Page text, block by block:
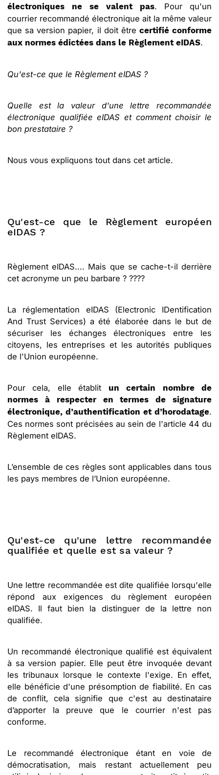
électroniques ne se valent pas. Pour qu'un
courrier recommandé électronique ait la même valeur
que sa version papier, il doit être certifié conforme
aux normes édictées dans le Règlement eIDAS.
Qu'est-ce que le Règlement eIDAS ?
Quelle est la valeur d'une lettre recommandée
électronique qualifiée eIDAS et comment choisir le
bon prestataire ?
Nous vous expliquons tout dans cet article.
Qu'est-ce que le Règlement européen
eIDAS ?
Règlement eIDAS.... Mais que se cache-t-il derrière
cet acronyme un peu barbare ? ????
La réglementation eIDAS (Electronic IDentification
And Trust Services) a été élaborée dans le but de
sécuriser les échanges électroniques entre les
citoyens, les entreprises et les autorités publiques
de l'Union européenne.
Pour cela, elle établit un certain nombre de
normes à respecter en termes de signature
électronique, d’authentification et d’horodatage.
Ces normes sont précisées au sein de l'article 44 du
Règlement eIDAS.
L’ensemble de ces règles sont applicables dans tous
les pays membres de l’Union européenne.
Qu'est-ce qu'une lettre recommandée
qualifiée et quelle est sa valeur ?
Une lettre recommandée est dite qualifiée lorsqu'elle
répond aux exigences du règlement européen
eIDAS. Il faut bien la distinguer de la lettre non
qualifiée.
Un recommandé électronique qualifié est équivalent
à sa version papier. Elle peut être invoquée devant
les tribunaux lorsque le contexte l'exige. En effet,
elle bénéficie d'une présomption de fiabilité. En cas
de conflit, cela signifie que c'est au destinataire
d’apporter la preuve que le courrier n'est pas
conforme.
Le recommandé électronique étant en voie de
démocratisation, mais restant actuellement peu